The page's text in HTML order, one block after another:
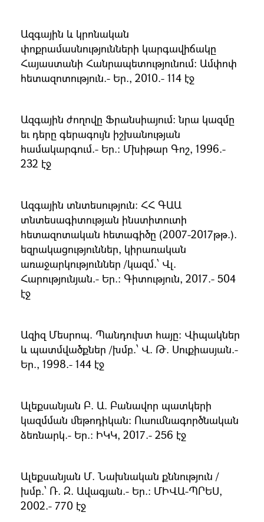
Ազգային և կրոնական
փոքրամասնությունների կարգավիճակը
Հայաստանի Հանրապետությունում։ Ամփոփ
հետազոտություն.- Եր., 2010.- 114 էջ
Ազգային ժողովը Ֆրանսիայում։ նրա կազմը
եւ դերը գերագույն իշխանության
համակարգում.- Եր.։ Մխիթար Գոշ, 1996.-
232 էջ
Ազգային տնտեսություն։ ՀՀ ԳԱԱ
տնտեսագիտության ինստիտուտի
հետազոտական հետագիծը (2007-2017թթ.).
եզրակացություններ, կիրառական
առաջարկություններ /կազմ.՝ Վլ.
Հարությունյան.- Եր.։ Գիտություն, 2017.- 504
էջ
Ազիզ Մեսրոպ. Պանդուխտ հայը։ Վիպակներ
և պատմվածքներ /խմբ.՝ Վ. Թ. Սուքիասյան.-
Եր., 1998.- 144 էջ
Ալեքսանյան Բ. Ա. Բանավոր պատկերի
կազմման մեթոդիկան։ Ուսումնագործնական
ձեռնարկ.- Եր.։ ԻԿԿ, 2017.- 256 էջ
Ալեքսանյան Մ. Նախնական քննություն /
խմբ.՝ Ռ. Զ. Ավագյան.- Եր.։ ՄԻՎԱ-ՊՐԵՍ,
2002.- 770 էջ